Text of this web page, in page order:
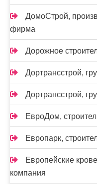
ДомоСтрой,
фирма
Дорожное
Дортрансстрой,
Дортрансстрой,
ЕвроДом,
Европарк,
Европейские
компания